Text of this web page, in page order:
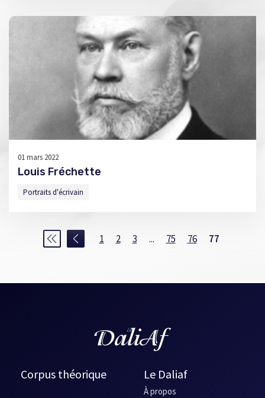
01 mars 2022
Louis Fréchette
Portraits d'écrivain
1 2 3 ... 75 76 77
Corpus théorique Le Daliaf
À propos